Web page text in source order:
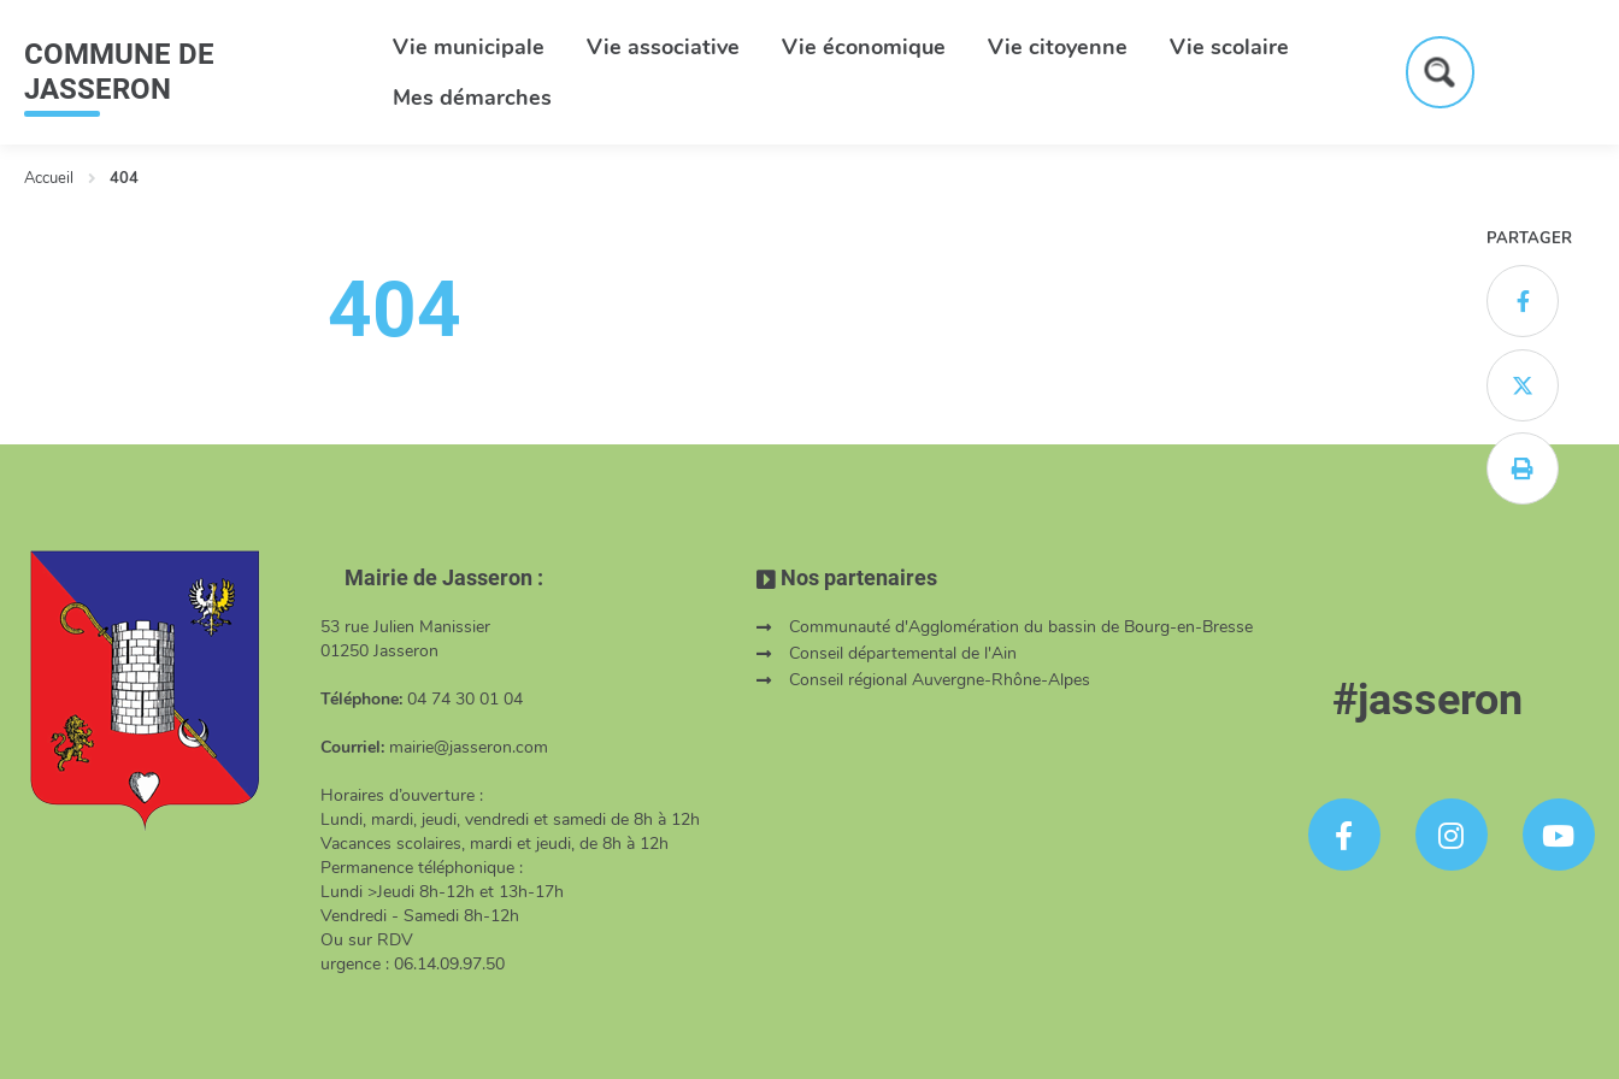
COMMUNE DE
JASSERON
Vie municipale Vie associative Vie économique Vie citoyenne
Vie scolaire
Mes démarches
Formulaire
de
Accueil 404
PARTAGER



404
Mairie de Jasseron :
53 rue Julien Manissier
01250 Jasseron
Téléphone: 04 74 30 01 04
Courriel: mairie@jasseron.com
Horaires d’ouverture :
Lundi, mardi, jeudi, vendredi et samedi de 8h à 12h
Vacances scolaires, mardi et jeudi, de 8h à 12h
Permanence téléphonique :
Lundi >Jeudi 8h-12h et 13h-17h
Vendredi - Samedi 8h-12h
Ou sur RDV
urgence : 06.14.09.97.50
Nos partenaires
Communauté d'Agglomération du bassin de Bourg-en-Bresse
Conseil départemental de l'Ain
Conseil régional Auvergne-Rhône-Alpes
#jasseron

Facebook

Instagram

YouTube